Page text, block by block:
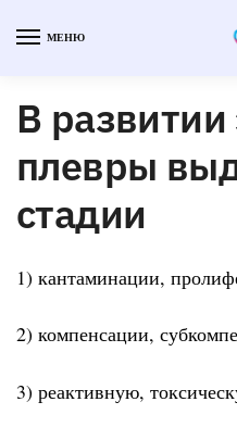
МЕНЮ
В
плевры
стадии
1) кантаминации,
2) компенсации,
3) реактивную,